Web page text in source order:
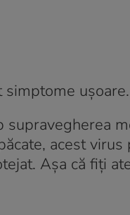
simptome uşoare.
supravegherea
acest
Aşa că fiţi